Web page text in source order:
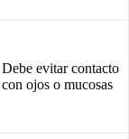
Debe evitar contacto
con ojos o mucosas